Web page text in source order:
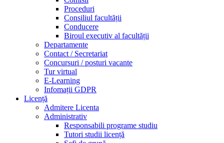
Proceduri
Consiliul facultății
Conducere
Biroul executiv al facultății
Departamente
Contact / Secretariat
Concursuri / posturi vacante
Tur virtual
E-Learning
Infomații GDPR
Licență
Admitere Licenta
Administrativ
Responsabili programe studiu
Tutori studii licență